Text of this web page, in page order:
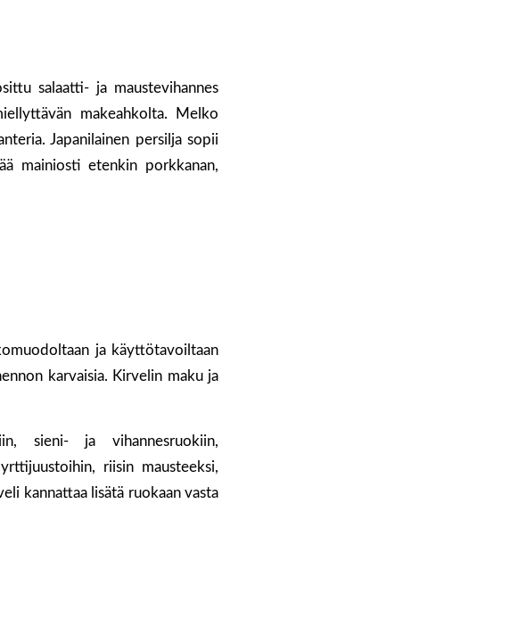
salaatti- ja maustevihannes
makeahkolta. Melko
Japanilainen persilja sopii
mainiosti etenkin porkkanan,
ja käyttötavoiltaan
karvaisia. Kirvelin maku ja
sieni- ja vihannesruokiin,
riisin mausteeksi,
kannattaa lisätä ruokaan vasta